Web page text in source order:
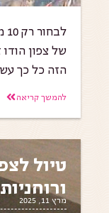
של צפון
הזה כל כך
להמשך קריאה
טיול
ורוחניות
מרץ 11, 2025